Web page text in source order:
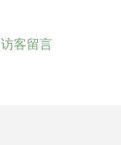
访客留言